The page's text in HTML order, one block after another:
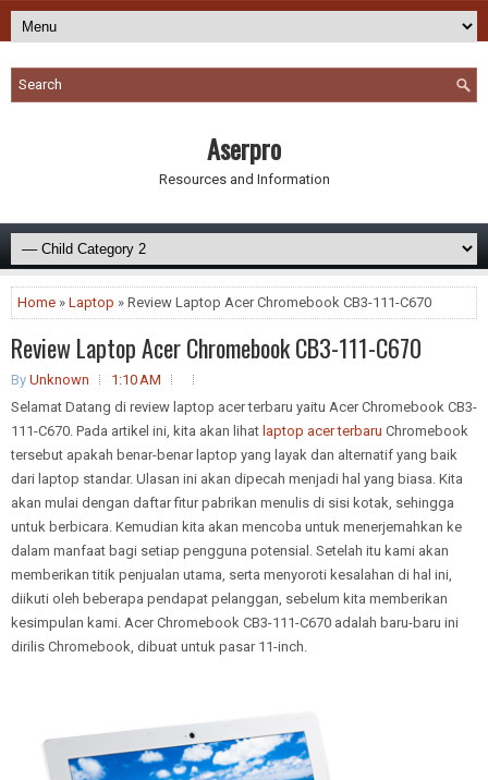
Aserpro
Resources and Information
Home » Laptop » Review Laptop Acer Chromebook CB3-111-C670
Review Laptop Acer Chromebook CB3-111-C670
By Unknown
1:10 AM
Selamat Datang di review laptop acer terbaru yaitu Acer Chromebook CB3-
111-C670. Pada artikel ini, kita akan lihat laptop acer terbaru Chromebook
tersebut apakah benar-benar laptop yang layak dan alternatif yang baik
dari laptop standar. Ulasan ini akan dipecah menjadi hal yang biasa. Kita
akan mulai dengan daftar fitur pabrikan menulis di sisi kotak, sehingga
untuk berbicara. Kemudian kita akan mencoba untuk menerjemahkan ke
dalam manfaat bagi setiap pengguna potensial. Setelah itu kami akan
memberikan titik penjualan utama, serta menyoroti kesalahan di hal ini,
diikuti oleh beberapa pendapat pelanggan, sebelum kita memberikan
kesimpulan kami. Acer Chromebook CB3-111-C670 adalah baru-baru ini
dirilis Chromebook, dibuat untuk pasar 11-inch.